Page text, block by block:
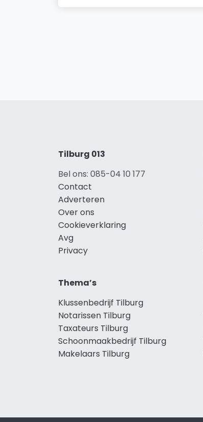
Tilburg 013
Bel ons: 085-04 10 177
Contact
Adverteren
Over ons
Cookieverklaring
Avg
Privacy
Thema’s
Klussenbedrijf Tilburg
Notarissen Tilburg
Taxateurs Tilburg
Schoonmaakbedrijf Tilburg
Makelaars Tilburg